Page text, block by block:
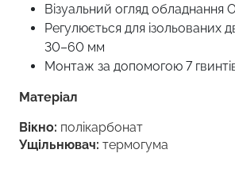
Візуальний огляд обладнання
Регулюється для ізольованих
30–60 мм
Монтаж за допомогою 7
Матеріал
Вікно: полікарбонат
Ущільнювач: термогума